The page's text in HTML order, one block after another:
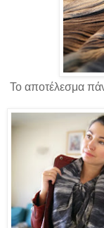
Το αποτέλεσμα